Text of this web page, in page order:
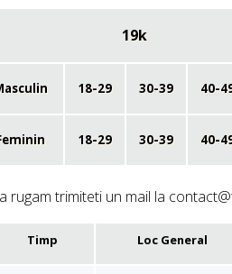
19k
18-29 30-39 40-
18-29 30-39 40-
rugam trimiteti un mail la